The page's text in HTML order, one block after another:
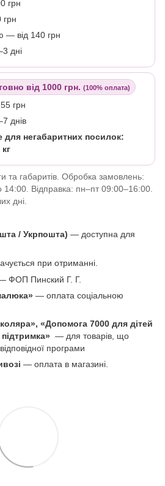
грн
— від 140 грн
дні
від 1000 грн. (100% оплата)
грн
днів
негабаритних посилок:
та габаритів. Обробка замовлень:
Відправка: пн–пт 09:00–16:00.
дні.
/ Укрпошта) — доступна для
при отриманні.
ФОП Пинский Г. Г.
— оплата соціальною
«Допомога 7000 для дітей
— для товарів, що
програми
— оплата в магазині.